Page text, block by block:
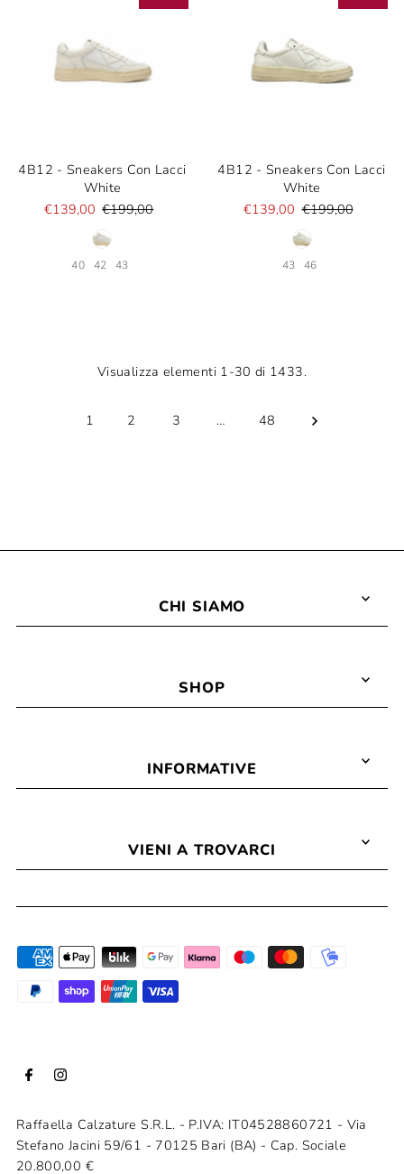
4B12 - Sneakers Con Lacci
White
€139,00 €199,00
40 42 43
4B12 - Sneakers Con Lacci
White
€139,00 €199,00
43 46
Visualizza elementi 1-30 di 1433.
1 2 3 … 48
CHI SIAMO
SHOP
INFORMATIVE
VIENI A TROVARCI
Raffaella Calzature S.R.L. - P.IVA: IT04528860721 - Via
Stefano Jacini 59/61 - 70125 Bari (BA) - Cap. Sociale
20.800,00 €